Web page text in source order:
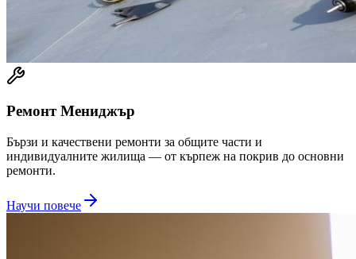
Ремонт Мениджър
Бързи и качествени ремонти за общите части и
индивидуалните жилища — от кърпеж на покрив до основни
ремонти.
Научи повече